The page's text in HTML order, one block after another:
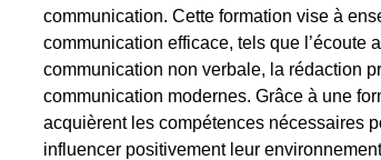
communication. Cette formation vise à
communication efficace, tels que l’écoute
communication non verbale, la rédaction
communication modernes. Grâce à une
acquièrent les compétences nécessaires
influencer positivement leur